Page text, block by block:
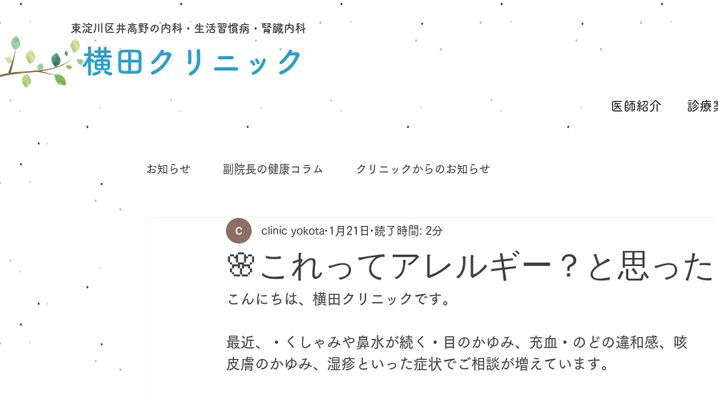
横田クリニック
東淀川区井高野の内科・生活習慣病・腎臓内科
医師紹介 診療
お知らせ 副院長の健康コラム クリニックからのお知らせ
🌸これってアレルギー？と思っ
clinic yokota 1月21日 読了時間: 2分
こんにちは、横田クリニックです。
最近、・くしゃみや鼻水が続く・目のかゆみ、充血・のどの違和感、咳
皮膚のかゆみ、湿疹といった症状でご相談が増えています。